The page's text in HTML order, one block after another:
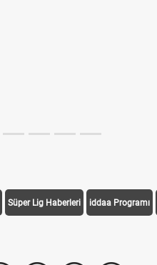
Süper Lig Haberleri iddaa Programı